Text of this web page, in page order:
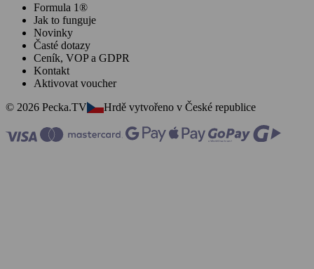
Formula 1®
Jak to funguje
Novinky
Časté dotazy
Ceník, VOP a GDPR
Kontakt
Aktivovat voucher
© 2026 Pecka.TV
Hrdě vytvořeno v České republice